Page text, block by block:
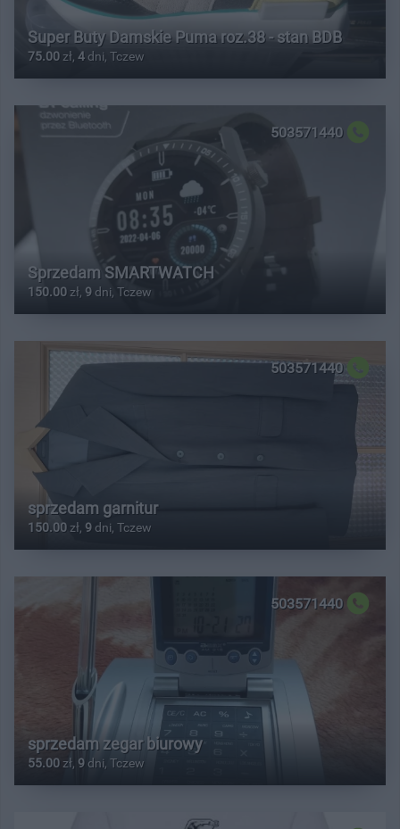
Super Buty Damskie Puma roz.38 - stan BDB
75.00 zł, 4 dni, Tczew
503571440
Sprzedam SMARTWATCH
150.00 zł, 9 dni, Tczew
503571440
sprzedam garnitur
150.00 zł, 9 dni, Tczew
503571440
sprzedam zegar biurowy
55.00 zł, 9 dni, Tczew